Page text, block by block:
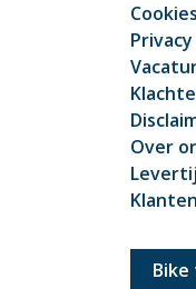
Cookies
Over
Bike